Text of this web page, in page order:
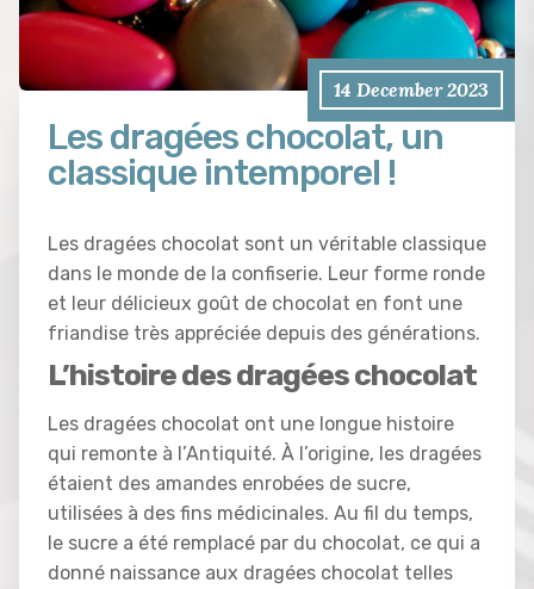
14 December 2023
Les dragées chocolat, un
classique intemporel !
Les dragées chocolat sont un véritable classique
dans le monde de la confiserie. Leur forme ronde
et leur délicieux goût de chocolat en font une
friandise très appréciée depuis des générations.
L’histoire des dragées chocolat
Les dragées chocolat ont une longue histoire
qui remonte à l’Antiquité. À l’origine, les dragées
étaient des amandes enrobées de sucre,
utilisées à des fins médicinales. Au fil du temps,
le sucre a été remplacé par du chocolat, ce qui a
donné naissance aux dragées chocolat telles